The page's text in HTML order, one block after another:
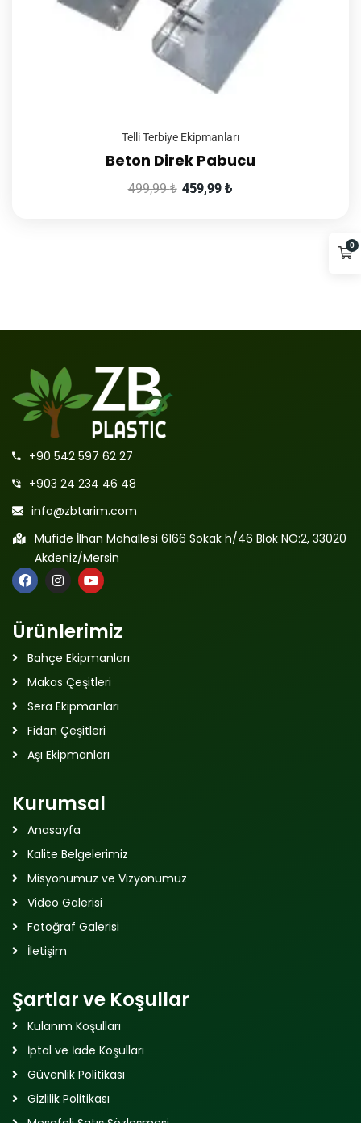
Telli Terbiye Ekipmanları
Beton Direk Pabucu
499,99₺ 459,99 ₺
+90 542 597 62 27
+903 24 234 46 48
info@zbtarim.com
Müfide İlhan Mahallesi 6166 Sokak h/46 Blok NO:2, 33020
Akdeniz/Mersin
Ürünlerimiz
Bahçe Ekipmanları
Makas Çeşitleri
Sera Ekipmanları
Fidan Çeşitleri
Aşı Ekipmanları
Kurumsal
Anasayfa
Kalite Belgelerimiz
Misyonumuz ve Vizyonumuz
Video Galerisi
Fotoğraf Galerisi
İletişim
Şartlar ve Koşullar
Kulanım Koşulları
İptal ve İade Koşulları
Güvenlik Politikası
Gizlilik Politikası
0